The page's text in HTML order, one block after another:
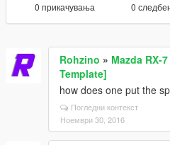
0 прикачувања 0
Rohzino » Mazda RX-
Template]
how does one put the
Погледни контекст
Ноември 30, 2016